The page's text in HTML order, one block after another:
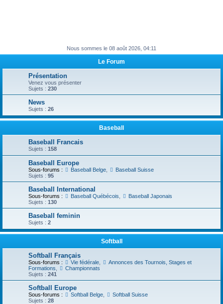
Nous sommes le 08 août 2026, 04:11
Le Forum
Présentation
Venez vous présenter
Sujets : 230
News
Sujets : 26
Baseball
Baseball Francais
Sujets : 158
Baseball Europe
Sous-forums : Baseball Belge,
Baseball Suisse
Sujets : 95
Baseball International
Sous-forums : Baseball Québécois
Baseball Japonais
Sujets : 130
Baseball feminin
Sujets : 2
Softball
Softball Français
Sous-forums : Vie fédérale,
Annonces des Tournois, Stages et
Formations
Championnats
Sujets : 241
Softball Europe
Sous-forums : Softball Belge,
Softball Suisse
Sujets : 28